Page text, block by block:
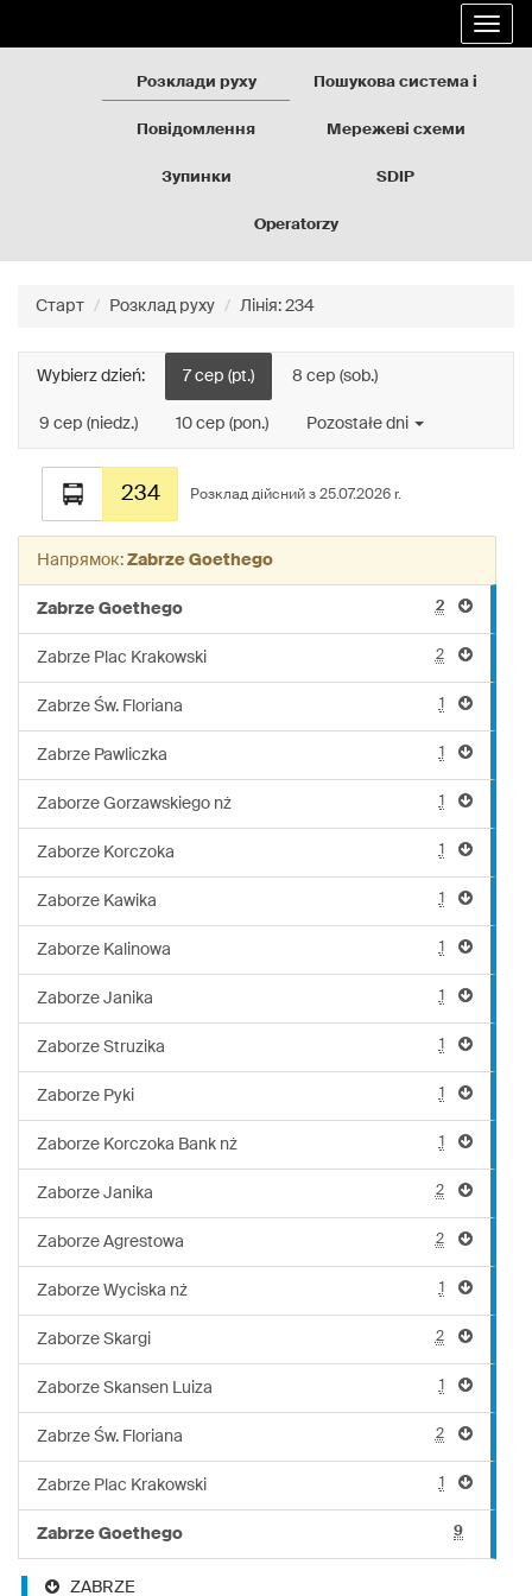
Розклади руху
Пошукова система і
Повідомлення
Мережеві схеми
Зупинки SDIP
Operatorzy
Старт Розклад руху Лінія: 234
Wybierz dzień: 7 сер (pt.) 8 сер (sob.)
9 сер (niedz.) 10 сер (pon.) Pozostałe dni
234
руху
234
Розклад дійсний з 25.07.2026 r.
Напрямок: Zabrze Goethego
Zabrze Goethego 2
Zabrze Plac Krakowski 2
Zabrze Św. Floriana 1
Zabrze Pawliczka 1
Zaborze Gorzawskiego nż 1
Zaborze Korczoka 1
Zaborze Kawika 1
Zaborze Kalinowa 1
Zaborze Janika 1
Zaborze Struzika 1
Zaborze Pyki 1
Zaborze Korczoka Bank nż 1
Zaborze Janika 2
Zaborze Agrestowa 2
Zaborze Wyciska nż 1
Zaborze Skargi 2
Zaborze Skansen Luiza 1
Zabrze Św. Floriana 2
Zabrze Plac Krakowski 1
Zabrze Goethego 9
ZABRZE